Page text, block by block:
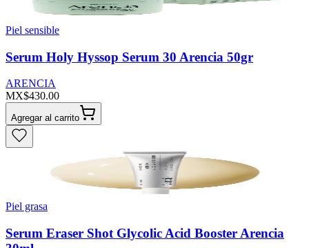
Piel sensible
Serum Holy Hyssop Serum 30 Arencia 50gr
ARENCIA
MX$430.00
Agregar al carrito
Piel grasa
Serum Eraser Shot Glycolic Acid Booster Arencia